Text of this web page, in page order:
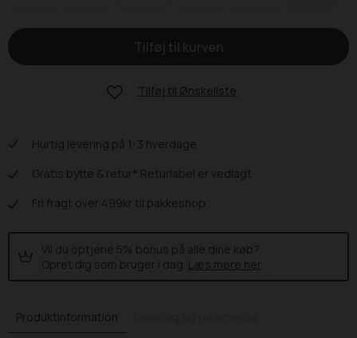
Tilføj til Ønskeliste
Hurtig levering på 1-3 hverdage
Gratis bytte & retur* Returlabel er vedlagt
Fri fragt over 499kr til pakkeshop
Vil du optjene 5% bonus på alle dine køb?
Opret dig som bruger i dag. Læs mere her.
Produktinformation